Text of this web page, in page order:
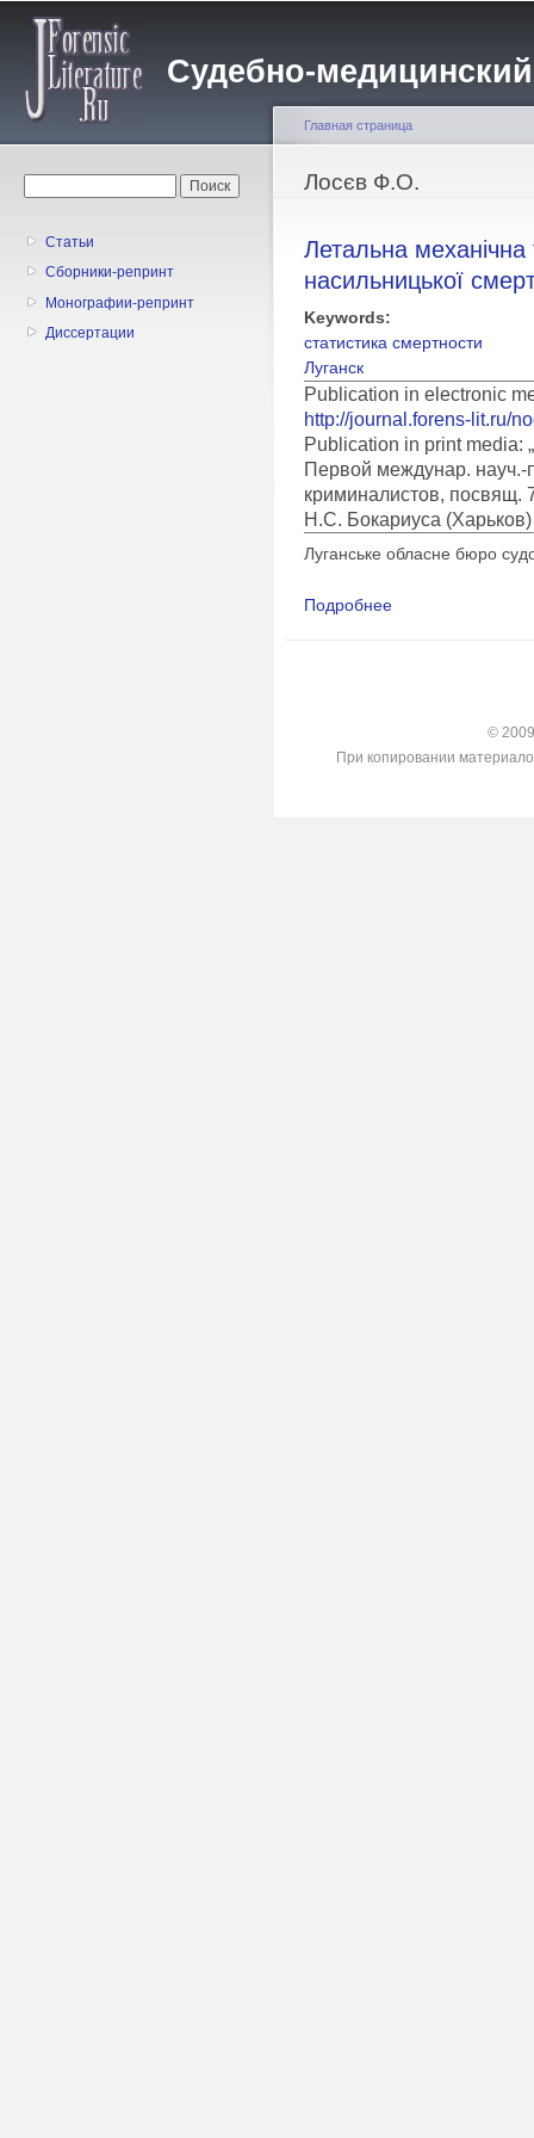
Судебно-
Статьи
Сборники-репринт
Монографии-репринт
Диссертации
Вы здесь
Главная страница
Лосєв Ф.О.
Летальна механічна
насильницької
Keywords:
статистика смертности
Луганск
Publication in electronic
http://journal.forens-lit.ru/
Publication in print media:
Первой междунар. науч.-
криминалистов, посвящ.
Н.С. Бокариуса (Харьков)
Луганське обласне бюро
Подробнее
©
При копировании